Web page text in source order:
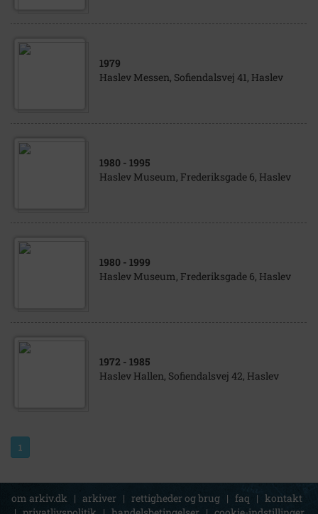
1979
Haslev Messen, Sofiendalsvej 41, Haslev
1980 - 1995
Haslev Museum, Frederiksgade 6, Haslev
1980 - 1999
Haslev Museum, Frederiksgade 6, Haslev
1972 - 1985
Haslev Hallen, Sofiendalsvej 42, Haslev
1
om arkiv.dk | arkiver | rettigheder og brug | faq | kontakt